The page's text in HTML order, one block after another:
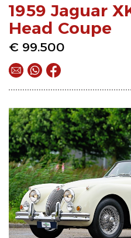
1959 Jaguar
Head Coupe
€ 99.500